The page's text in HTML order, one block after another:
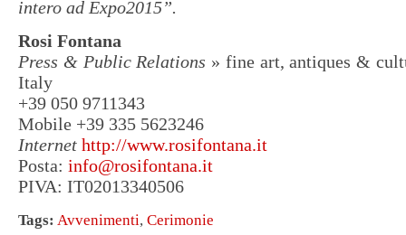
intero ad Expo2015”.
Rosi Fontana
Press & Public Relations » fine art, antiques &
Italy
+39 050 9711343
Mobile +39 335 5623246
Internet http://www.rosifontana.it
Posta: info@rosifontana.it
PIVA: IT02013340506
Tags: Avvenimenti, Cerimonie